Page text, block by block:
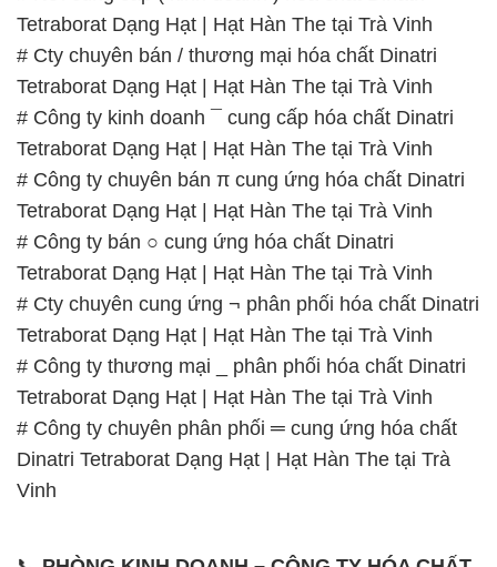
# Cty chuyên cung ứng ¬ phân phối hóa chất Dinatri
Tetraborat Dạng Hạt | Hạt Hàn The tại Trà Vinh
# Công ty thương mại _ phân phối hóa chất Dinatri
Tetraborat Dạng Hạt | Hạt Hàn The tại Trà Vinh
# Công ty chuyên phân phối ═ cung ứng hóa chất
Dinatri Tetraborat Dạng Hạt | Hạt Hàn The tại Trà
Vinh
📞PHÒNG KINH DOANH – CÔNG TY HÓA CHẤT
ĐẮC TRƯỜNG PHÁT🌐
🌐 Website: https://hoachatxulynuoc.com/
📞 Hotline:
– 0933.920.505 – 028.3504.5555
– 028.3756.1835 – 028.3756.1840 –
– 0932.660.696 – 0901.326.566 – 0906.387.866 –